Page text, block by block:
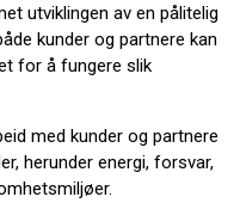
utviklingen av en pålitelig
kunder og partnere kan
for å fungere slik
med kunder og partnere
herunder energi, forsvar,